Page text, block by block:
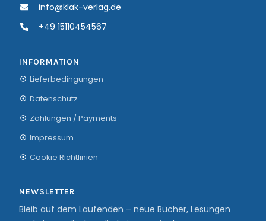
info@klak-verlag.de
+49 15110454567
INFORMATION
Lieferbedingungen
Datenschutz
Zahlungen / Payments
Impressum
Cookie Richtlinien
NEWSLETTER
Bleib auf dem Laufenden – neue Bücher, Lesungen